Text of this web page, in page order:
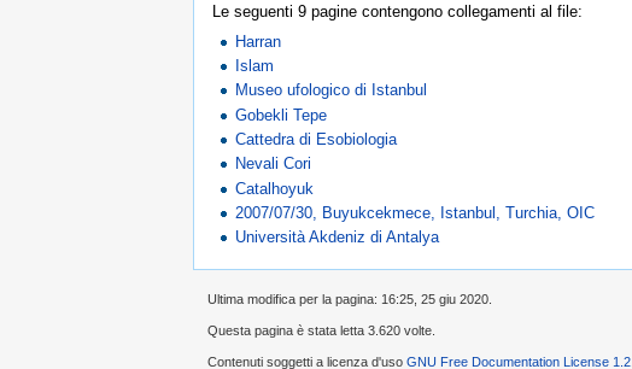
Le seguenti 9 pagine contengono collegamenti al file:
Harran
Islam
Museo ufologico di Istanbul
Gobekli Tepe
Cattedra di Esobiologia
Nevali Cori
Catalhoyuk
2007/07/30, Buyukcekmece, Istanbul, Turchia, OIC
Università Akdeniz di Antalya
Ultima modifica per la pagina: 16:25, 25 giu 2020.
Questa pagina è stata letta 3.620 volte.
Contenuti soggetti a licenza d'uso GNU Free Documentation License 1.2